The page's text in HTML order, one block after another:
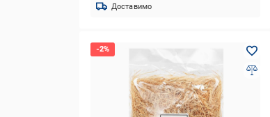
Доставимо